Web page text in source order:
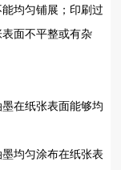
均匀铺展；印刷过
面不平整或有杂
在纸张表面能够均
均匀涂布在纸张表